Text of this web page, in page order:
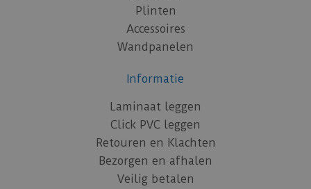
Plinten
Accessoires
Wandpanelen
Informatie
Laminaat leggen
Click PVC leggen
Retouren en Klachten
Bezorgen en afhalen
Veilig betalen